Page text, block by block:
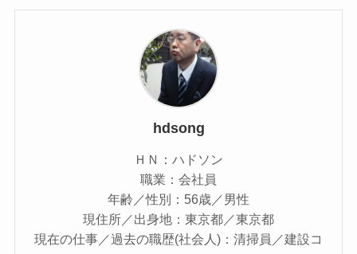
hdsong
ＨＮ：ハドソン
職業：会社員
年齢／性別：56歳／男性
現住所／出身地：東京都／東京都
現在の仕事／過去の職歴(社会人)：清掃員／建設コ